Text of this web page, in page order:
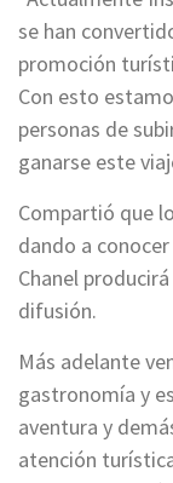
se han
promoción
Con esto
personas de
ganarse este
Compartió que
dando a
Chanel
difusión.
Más adelante
gastronomía y
aventura y
atención